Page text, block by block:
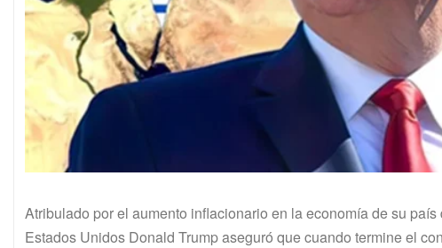
Atribulado por el aumento inflacionario en la economía de su
Estados Unidos Donald Trump aseguró que cuando termine el